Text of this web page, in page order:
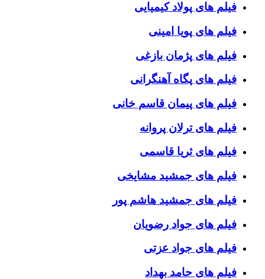
فیلم های پولاد کیمیایی
فیلم های پویا امینی
فیلم های پژمان بازغی
فیلم های پگاه آهنگرانی
فیلم های پیمان قاسم خانی
فیلم های ترلان پروانه
فیلم های ثریا قاسمی
فیلم های جمشید مشایخی
فیلم های جمشید هاشم پور
فیلم های جواد رضویان
فیلم های جواد عزتی
فیلم های حامد بهداد